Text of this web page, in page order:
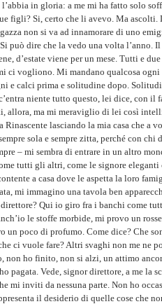
in gloria: a me mi ha fatto solo
figli? Si, certo che li avevo. Ma ascolti.
non si va ad innamorare di uno
può dire che la vedo una volta l’anno.
d’estate viene per un mese. Tutti e
ci vogliono. Mi mandano qualcosa ogni
e calci prima e solitudine dopo.
niente tutto questo, lei dice, con il
allora, ma mi meraviglio di lei così
lasciando la mia casa che a
sola e sempre zitta, perché con chi
– mi sembra di entrare in un altro
tutti gli altri, come le signore eleganti
a casa dove le aspetta la loro
mi immagino una tavola ben
direttore? Qui io giro fra i banchi come
le stoffe morbide, mi provo un
un poco di profumo. Come dice? Che
ci vuole fare? Altri svaghi non me ne
non ho finito, non si alzi, un attimo
pagata. Vede, signor direttore, a me la
mi inviti da nessuna parte. Non ho
il desiderio di quelle cose che